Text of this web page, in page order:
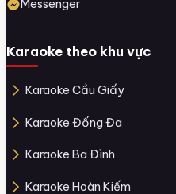
Messenger
Karaoke theo khu vực
Karaoke Cầu Giấy
Karaoke Đống Đa
Karaoke Ba Đình
Karaoke Hoàn Kiếm